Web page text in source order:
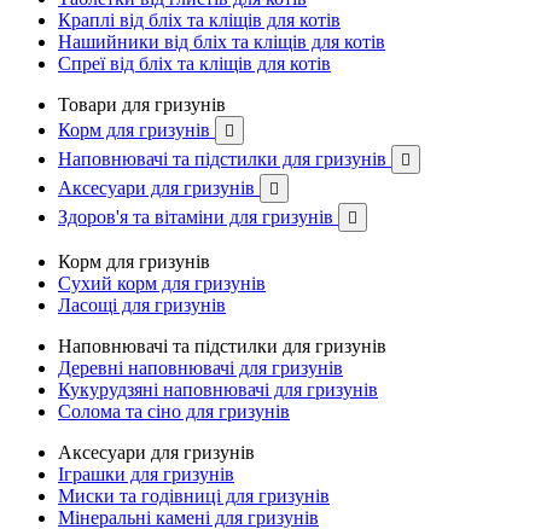
Краплі від бліх та кліщів для котів
Нашийники від бліх та кліщів для котів
Спреї від бліх та кліщів для котів
Товари для гризунів
Корм для гризунів

Наповнювачі та підстилки для гризунів 
Аксесуари для гризунів 
Здоров'я та вітаміни для гризунів 
Корм для гризунів
Сухий корм для гризунів
Ласощі для гризунів
Наповнювачі та підстилки для гризунів
Деревні наповнювачі для гризунів
Кукурудзяні наповнювачі для гризунів
Солома та сіно для гризунів
Аксесуари для гризунів
Іграшки для гризунів
Миски та годівниці для гризунів
Мінеральні камені для гризунів